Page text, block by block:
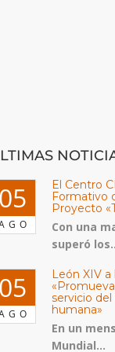
El Centro
Formativo
Proyecto
Con una
superó
León XIV
servicio
humana»
En un
Mundial...